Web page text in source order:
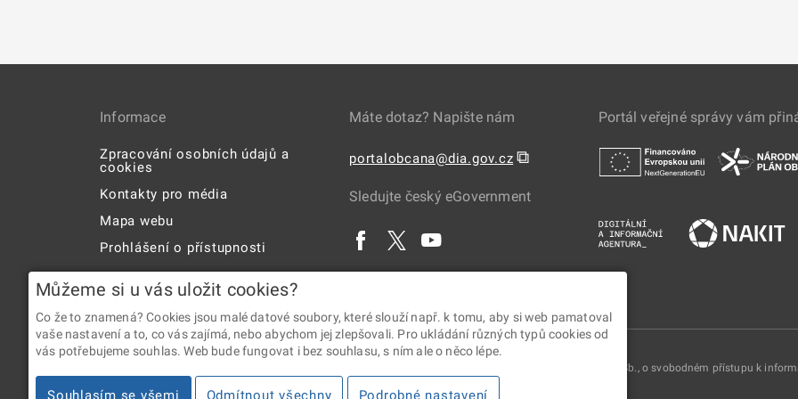
Informace
Zpracování osobních údajů a
cookies
Kontakty pro média
Mapa webu
Prohlášení o přístupnosti
Máte dotaz? Napište nám
portalobcana@dia.gov.cz ⧉
Sledujte český eGovernment
Portál veřejné správy vám
2026 © Digitální a informační agentura • Informace jsou poskytovány v souladu se zákonem č. 106/1999 Sb., o svobodném přístupu k
Můžeme si u vás uložit cookies?
Co že to znamená? Cookies jsou malé datové soubory, které slouží např. k tomu, aby si web pamatoval
vaše nastavení a to, co vás zajímá, nebo abychom jej zlepšovali. Pro ukládání různých typů cookies od
vás potřebujeme souhlas. Web bude fungovat i bez souhlasu, s ním ale o něco lépe.
Souhlasím se všemi Odmítnout všechny Podrobné nastavení